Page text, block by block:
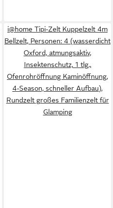
i@home Tipi-Zelt Kuppelzelt 4m
Bellzelt, Personen: 4 (wasserdicht
Oxford, atmungsaktiv,
Insektenschutz, 1 tlg.,
Ofenrohröffnung Kaminöffnung,
4-Season, schneller Aufbau),
Rundzelt großes Familienzelt für
Glamping